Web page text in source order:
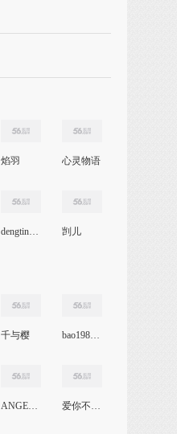
焰羽 心灵物语
dengtingjie1029 剀儿
千与樱 bao1980bao
ANGELMATTEL 爱你不变心